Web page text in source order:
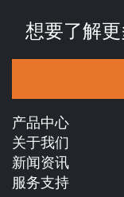
想要了解
产品中心
关于我们
新闻资讯
服务支持